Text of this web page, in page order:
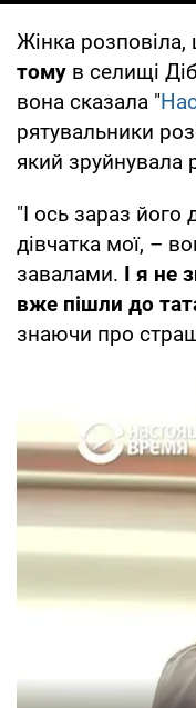
Жінка розповіла,
тому в селищі
вона сказала "
рятувальники
який зруйнувала
"І ось зараз його
дівчатка мої, –
завалами. І я не
вже пішли до
знаючи про